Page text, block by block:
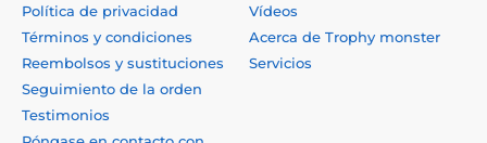
Política de privacidad
Términos y condiciones
Reembolsos y sustituciones
Seguimiento de la orden
Testimonios
Vídeos
Acerca de Trophy monster
Servicios